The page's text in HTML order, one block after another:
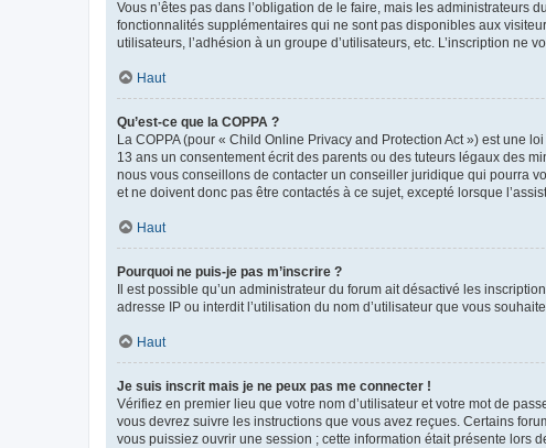
Vous n’êtes pas dans l’obligation de le faire, mais les
fonctionnalités supplémentaires qui ne sont pas disponibles aux
utilisateurs, l’adhésion à un groupe d’utilisateurs, etc. L’inscription ne
Haut
Qu’est-ce que la COPPA ?
La COPPA (pour « Child Online Privacy and Protection Act ») est une
13 ans un consentement écrit des parents ou des tuteurs légaux des
nous vous conseillons de contacter un conseiller juridique qui pourra
et ne doivent donc pas être contactés à ce sujet, excepté lorsque
Haut
Pourquoi ne puis-je pas m’inscrire ?
Il est possible qu’un administrateur du forum ait désactivé les
adresse IP ou interdit l’utilisation du nom d’utilisateur que vous
Haut
Je suis inscrit mais je ne peux pas me connecter !
Vérifiez en premier lieu que votre nom d’utilisateur et votre mot de
vous devrez suivre les instructions que vous avez reçues. Certains
vous puissiez ouvrir une session ; cette information était présente lors